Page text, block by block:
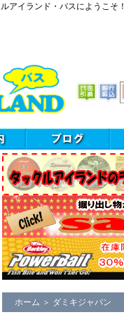
アイランド・バスにようこそ！
ホーム ＞ ダミキジャパン